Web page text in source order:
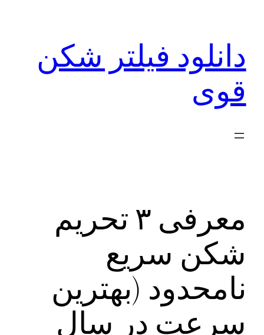
دانلود فیلتر شکن
قوی
معرفی ۳ تحریم
شکن سریع
نامحدود (بهترین
سرعت در سال